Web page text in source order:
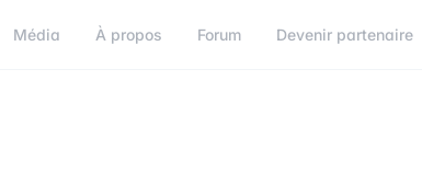
Média À propos Forum Devenir partenaire